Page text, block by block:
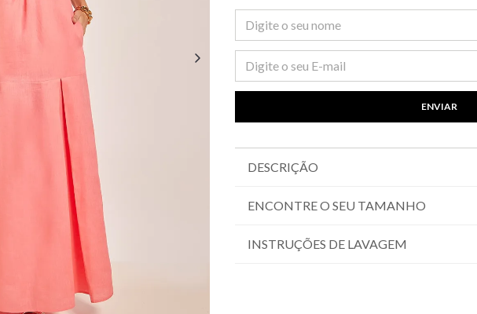
ENVIAR
DESCRIÇÃO
ENCONTRE O SEU TAMANHO
INSTRUÇÕES DE LAVAGEM